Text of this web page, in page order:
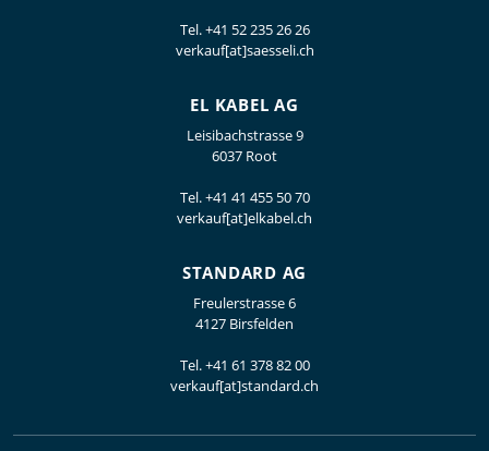
Tel.+41 52 235 26 26
verkauf[at]saesseli.ch
EL KABEL AG
Leisibachstrasse 9
6037 Root
Tel.+41 41 455 50 70
verkauf[at]elkabel.ch
STANDARD AG
Freulerstrasse 6
4127 Birsfelden
Tel.+41 61 378 82 00
verkauf[at]standard.ch